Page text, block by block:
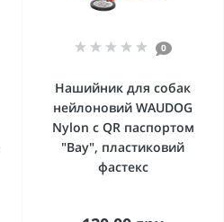
0
Нашийник для собак
нейлоновий WAUDOG
Nylon c QR паспортом
"Вау", пластиковий
фастекс